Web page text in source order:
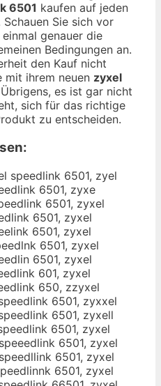
6501 kaufen auf jeden
Sie sich vor
genauer die
Bedingungen an.
den Kauf nicht
mit ihrem neuen zyxel
es ist gar nicht
sich für das richtige
zu entscheiden.
speedlink 6501, zyel
6501, zyxe
6501, zyxel
6501, zyxel
6501, zyxel
6501, zyxel
6501, zyxel
601, zyxel
650, zzyxel
6501, zyxxel
6501, zyxell
6501, zyxel
6501, zyxel
6501, zyxel
6501, zyxel